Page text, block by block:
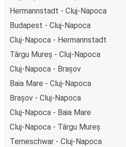
Hermannstadt - Cluj-Napoca
Budapest - Cluj-Napoca
Cluj-Napoca - Hermannstadt
Târgu Mureș - Cluj-Napoca
Cluj-Napoca - Brașov
Baia Mare - Cluj-Napoca
Brașov - Cluj-Napoca
Cluj-Napoca - Baia Mare
Cluj-Napoca - Târgu Mureș
Temeschwar - Cluj-Napoca